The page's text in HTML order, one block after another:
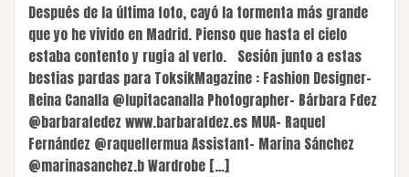
Después de la última foto, cayó la tormenta más grande
que yo he vivido en Madrid. Pienso que hasta el cielo
estaba contento y rugía al verlo. Sesión junto a estas
bestias pardas para ToksikMagazine : Fashion Designer-
Reina Canalla @lupitacanalla Photographer- Bárbara Fdez
@barbarafedez www.barbarafdez.es MUA- Raquel
Fernández @raquelfermua Assistant- Marina Sánchez
@marinasanchez.b Wardrobe […]